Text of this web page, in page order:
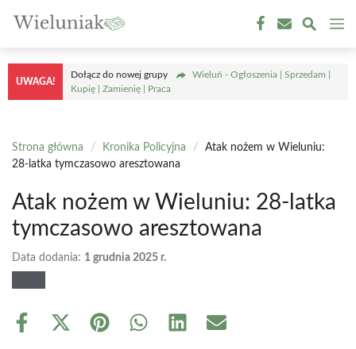
treści
UWAGA!
Dołącz do nowej grupy
Wieluń - Ogłoszenia | Sprzedam |
Kupię | Zamienię | Praca
Strona główna / Kronika Policyjna /
Atak nożem w Wieluniu:
28-latka tymczasowo aresztowana
Atak nożem w Wieluniu: 28-latka
tymczasowo aresztowana
Data dodania: 1 grudnia 2025 r.
Share
Share Share Share Share Share